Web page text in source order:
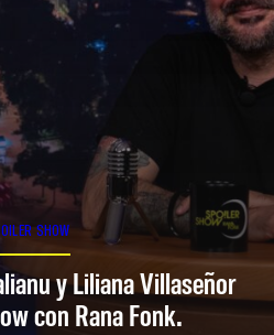
SHOW
y Liliana Villaseñor
con Rana Fonk.